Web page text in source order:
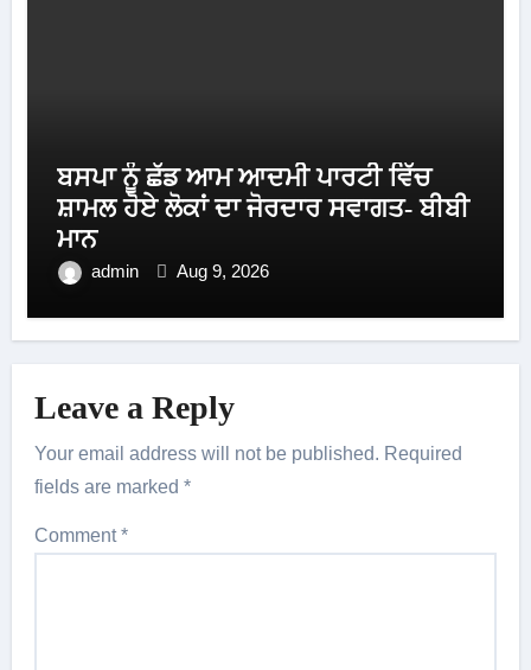
ਬਸਪਾ ਨੂੰ ਛੱਡ ਆਮ ਆਦਮੀ ਪਾਰਟੀ ਵਿੱਚ
ਸ਼ਾਮਲ ਹੋਏ ਲੋਕਾਂ ਦਾ ਜੋਰਦਾਰ ਸਵਾਗਤ- ਬੀਬੀ
ਮਾਨ
admin Aug 9, 2026
Leave a Reply
Your email address will not be published. Required
fields are marked*
Comment*